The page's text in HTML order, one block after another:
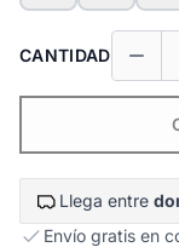
CANTIDAD
Llega entre
Envío gratis en